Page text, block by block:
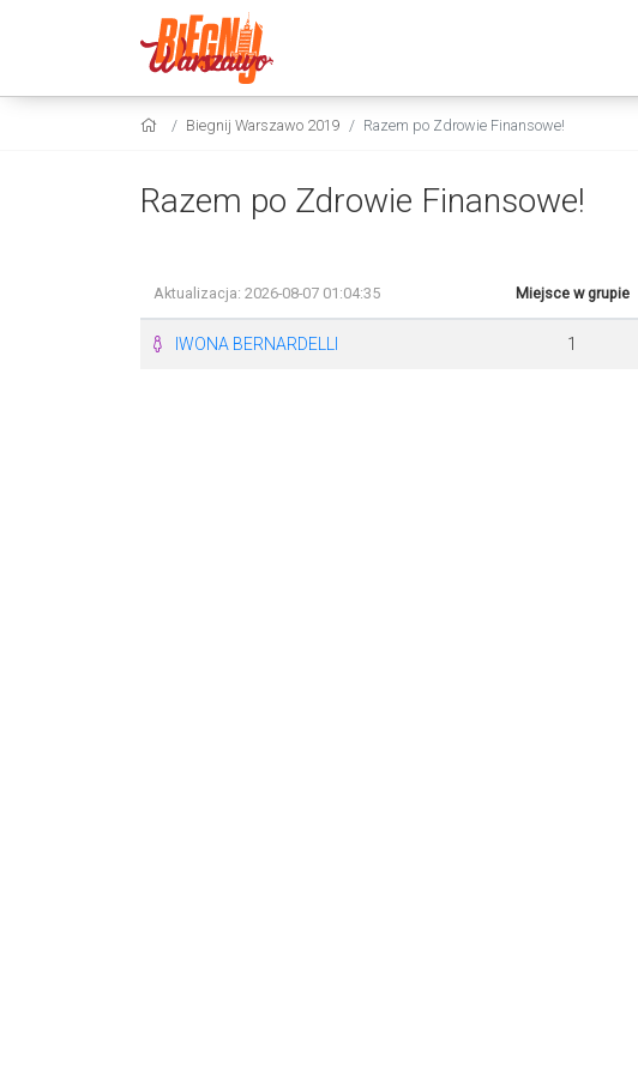
Biegnij Warszawo 2019 Razem po Zdrowie Finansowe!
Razem po Zdrowie Finansowe!
Aktualizacja: 2026-08-07 01:04:35 Miejsce w grupie
IWONA BERNARDELLI 1